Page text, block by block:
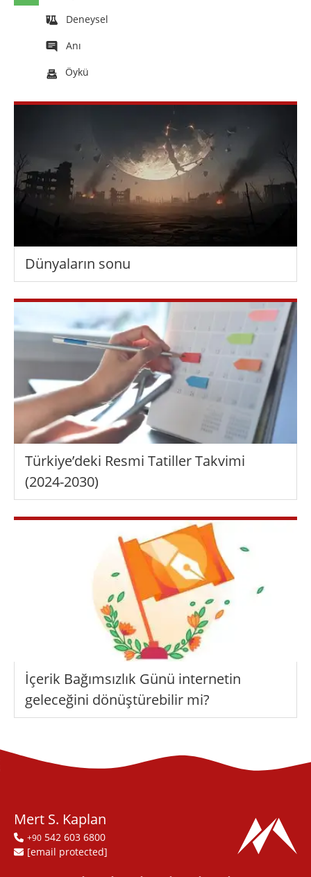
Deneysel
Anı
Öykü
Dünyaların sonu
Türkiye’deki Resmi Tatiller Takvimi
(2024-2030)
İçerik Bağımsızlık Günü internetin
geleceğini dönüştürebilir mi?
Mert S. Kaplan
+90 542 603 6800
[email protected]